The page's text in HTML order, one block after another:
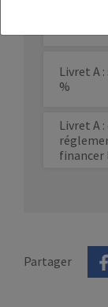
Baisse
Livret A
%
Livret A
financer
Partager